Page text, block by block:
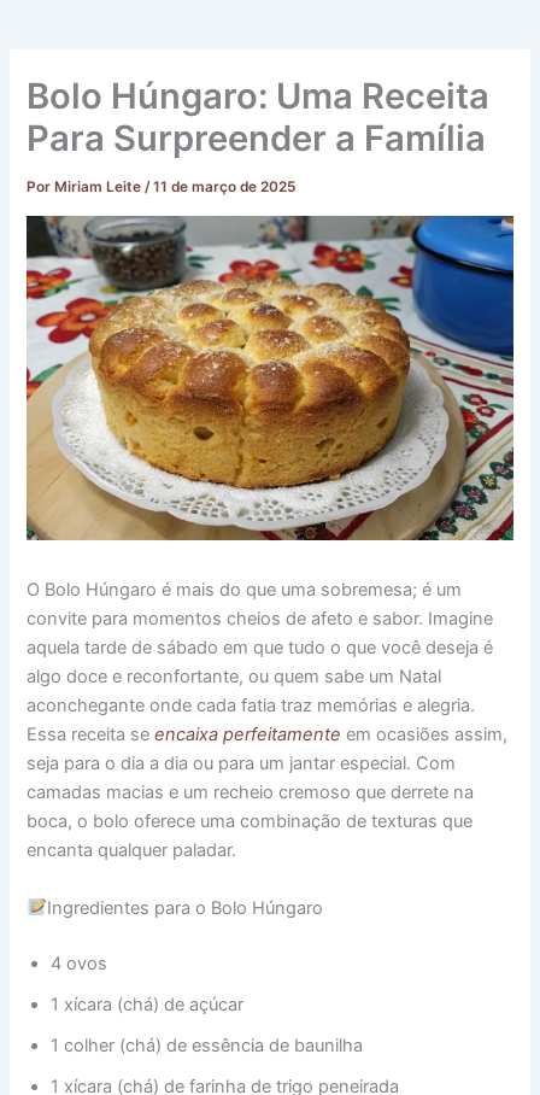
Bolo Húngaro: Uma Receita
Para Surpreender a Família
Por Miriam Leite/11 de março de 2025
O Bolo Húngaro é mais do que uma sobremesa; é um
convite para momentos cheios de afeto e sabor. Imagine
aquela tarde de sábado em que tudo o que você deseja é
algo doce e reconfortante, ou quem sabe um Natal
aconchegante onde cada fatia traz memórias e alegria.
Essa receita seencaixa perfeitamente em ocasiões assim,
seja para o dia a dia ou para um jantar especial. Com
camadas macias e um recheio cremoso que derrete na
boca, o bolo oferece uma combinação de texturas que
encanta qualquer paladar.
Ingredientes para o Bolo Húngaro
4 ovos
1 xícara (chá) de açúcar
1 colher (chá) de essência de baunilha
1 xícara (chá) de farinha de trigo peneirada